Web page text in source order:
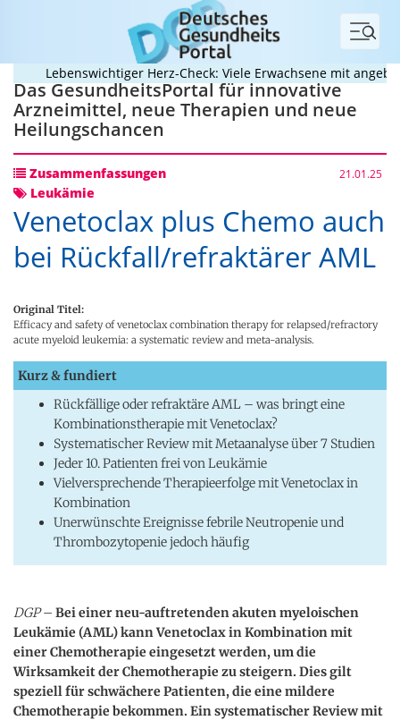
Menü
Lebenswichtiger Herz-Check: Viele Erwachsene mit
Das GesundheitsPortal für innovative
Arzneimittel, neue Therapien und neue
Heilungschancen
Zusammenfassungen 21.01.25
Leukämie
Venetoclax plus Chemo auch
bei Rückfall/refraktärer AML
Original Titel:
Efficacy and safety of venetoclax combination therapy for relapsed/refractory
acute myeloid leukemia: a systematic review and meta-analysis.
Kurz & fundiert
Rückfällige oder refraktäre AML – was bringt eine
Kombinationstherapie mit Venetoclax?
Systematischer Review mit Metaanalyse über 7 Studien
Jeder 10. Patienten frei von Leukämie
Vielversprechende Therapieerfolge mit Venetoclax in
Kombination
Unerwünschte Ereignisse febrile Neutropenie und
Thrombozytopenie jedoch häufig
DGP– Bei einer neu-auftretenden akuten myeloischen
Leukämie (AML) kann Venetoclax in Kombination mit
einer Chemotherapie eingesetzt werden, um die
Wirksamkeit der Chemotherapie zu steigern. Dies gilt
speziell für schwächere Patienten, die eine mildere
Chemotherapie bekommen. Ein systematischer Review mit